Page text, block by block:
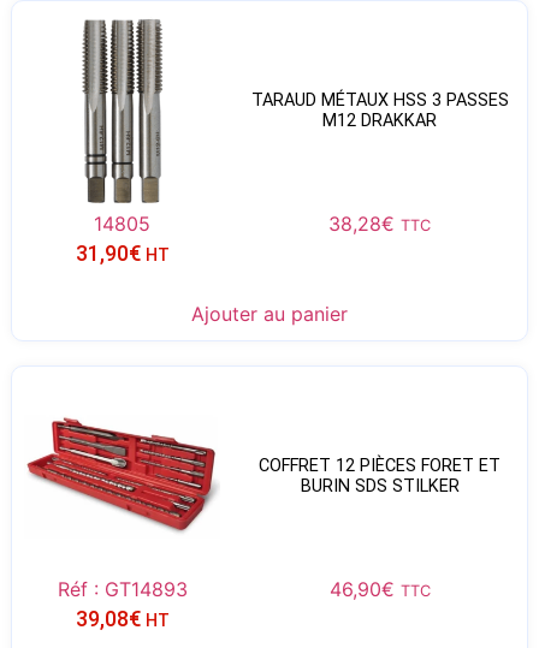
TARAUD MÉTAUX HSS 3 PASSES
M12 DRAKKAR
14805 38,28€ TTC
31,90€ HT
Ajouter au panier
COFFRET 12 PIÈCES FORET ET
BURIN SDS STILKER
Réf : GT14893 46,90€ TTC
39,08€ HT